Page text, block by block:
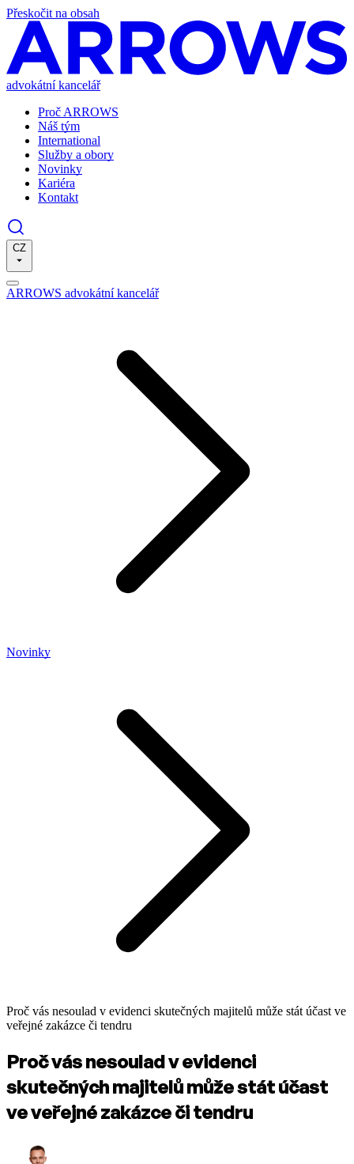
Přeskočit na obsah
advokátní kancelář
Proč ARROWS
Náš tým
International
Služby a obory
Novinky
Kariéra
Kontakt
CZ
ARROWS advokátní kancelář
Novinky
Proč vás nesoulad v evidenci skutečných majitelů může stát účast ve
veřejné zakázce či tendru
Proč vás nesoulad v evidenci
skutečných majitelů může stát účast
ve veřejné zakázce či tendru